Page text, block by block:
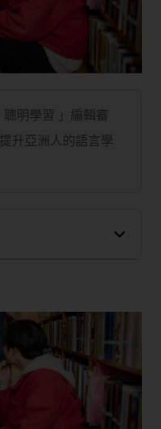
聰明學習 」編輯審
升亞洲人的語言學